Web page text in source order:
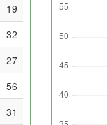
19
32
27
56
31